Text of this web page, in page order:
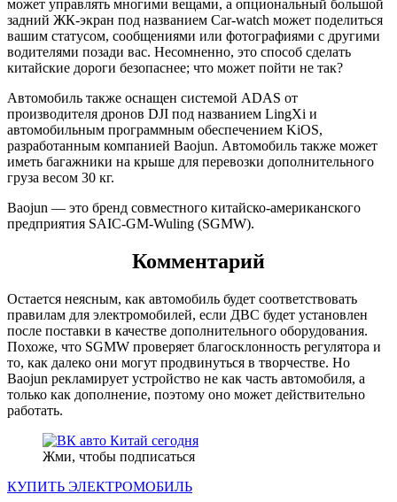
может управлять многими вещами, а опциональный большой
задний ЖК-экран под названием Car-watch может поделиться
вашим статусом, сообщениями или фотографиями с другими
водителями позади вас. Несомненно, это способ сделать
китайские дороги безопаснее; что может пойти не так?
Автомобиль также оснащен системой ADAS от
производителя дронов DJI под названием LingXi и
автомобильным программным обеспечением KiOS,
разработанным компанией Baojun. Автомобиль также может
иметь багажники на крыше для перевозки дополнительного
груза весом 30 кг.
Baojun — это бренд совместного китайско-американского
предприятия SAIC-GM-Wuling (SGMW).
Комментарий
Остается неясным, как автомобиль будет соответствовать
правилам для электромобилей, если ДВС будет установлен
после поставки в качестве дополнительного оборудования.
Похоже, что SGMW проверяет благосклонность регулятора и
то, как далеко они могут продвинуться в творчестве. Но
Baojun рекламирует устройство не как часть автомобиля, а
только как дополнение, поэтому оно может действительно
работать.
Жми, чтобы подписаться
КУПИТЬ ЭЛЕКТРОМОБИЛЬ